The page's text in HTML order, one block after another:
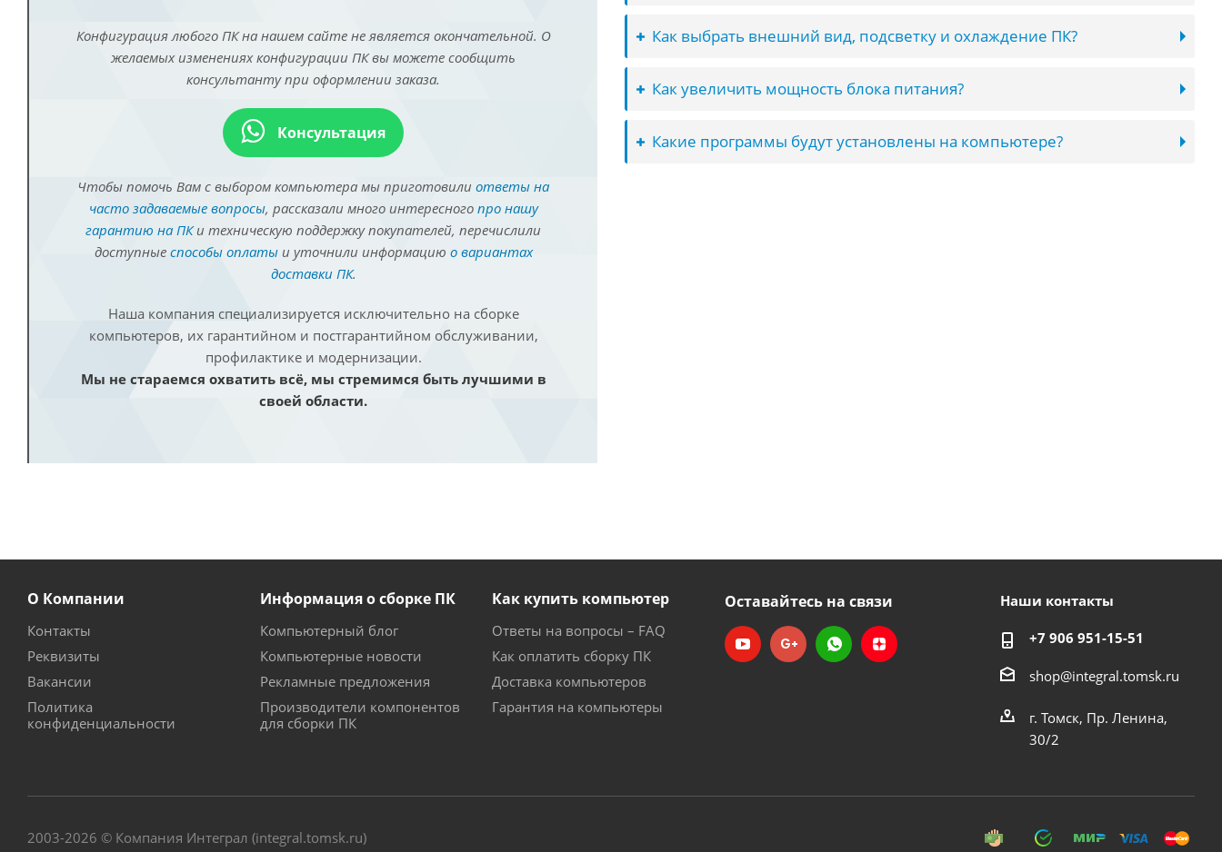
Конфигурация любого ПК на нашем сайте не является окончательной. О
желаемых изменениях конфигурации ПК вы можете сообщить
консультанту при оформлении заказа.
Консультация
Чтобы помочь Вам с выбором компьютера мы приготовили ответы на
часто задаваемые вопросы, рассказали много интересного про нашу
гарантию на ПКи техническую поддержку покупателей, перечислили
доступные способы оплатыи уточнили информацию о вариантах
доставки ПК.
Наша компания специализируется исключительно на сборке
компьютеров, их гарантийном и постгарантийном обслуживании,
профилактике и модернизации.
Мы не стараемся охватить всё, мы стремимся быть лучшими в
своей области.
Как выбрать внешний вид, подсветку и охлаждение ПК?
Как увеличить мощность блока питания?
Какие программы будут установлены на компьютере?
О Компании
Контакты
Реквизиты
Вакансии
Политика
конфиденциальности
Информация о сборке ПК
Компьютерный блог
Компьютерные новости
Рекламные предложения
Производители компонентов
для сборки ПК
Как купить компьютер
Ответы на вопросы – FAQ
Как оплатить сборку ПК
Доставка компьютеров
Гарантия на компьютеры
Оставайтесь на связи Наши контакты
+7 906 951-15-51
shop@integral.tomsk.ru
г. Томск, Пр. Ленина,
30/2
2003-2026 © Компания Интеграл (integral.tomsk.ru)